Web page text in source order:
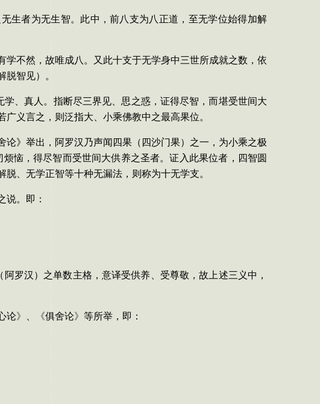
生者为无生智。此中，前八支为八正道，至无学位始得加解
学不然，故唯成八。又此十支于无学身中三世所成就之数，依
智见）。
、真人。指断尽三界见、思之惑，证得尽智，而堪受世间大
义言之，则泛指大、小乘佛教中之最高果位。
》举出，阿罗汉乃声闻四果（四沙门果）之一，为小乘之极
恼，得尽智而受世间大供养之圣者。证入此果位者，四智圆
、无学正智等十种无漏法，则称为十无学支。
说。即：
阿罗汉）之单数主格，意译受供养、受尊敬，故上述三义中，
论》 《俱舍论》 等所举，即：